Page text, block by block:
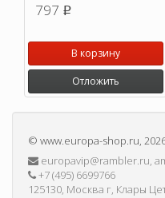
797 p
В корзину
Отложить
© www.europa-shop.ru,
europavip@rambler.ru,
+7 (495) 6699766
125130, Москва г, Клары